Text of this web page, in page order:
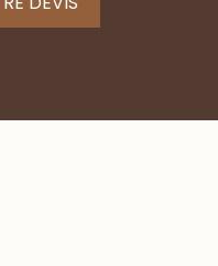
Lower Zambezi.
midi.